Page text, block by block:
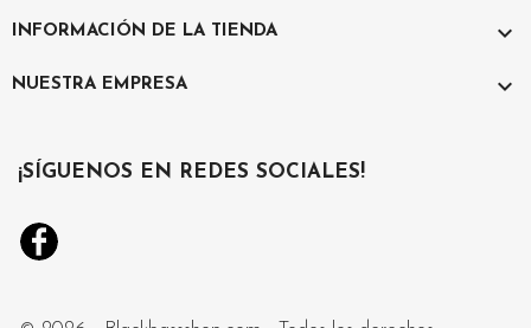
INFORMACIÓN DE LA TIENDA 
NUESTRA EMPRESA 
¡SÍGUENOS EN REDES SOCIALES!